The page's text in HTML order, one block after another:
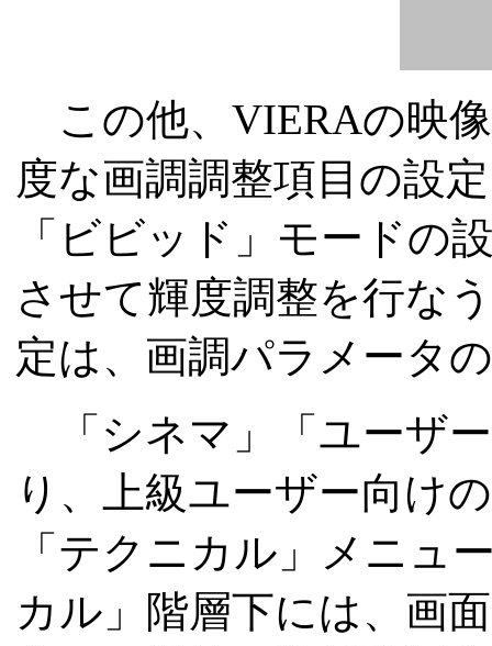
この他、VIERAの映
度な画調調整項目の設
「ビビッド」モードの
させて輝度調整を行な
定は、画調パラメータ
「シネマ」「ユーザ
り、上級ユーザー向け
「テクニカル」メニュ
カル」階層下には、画